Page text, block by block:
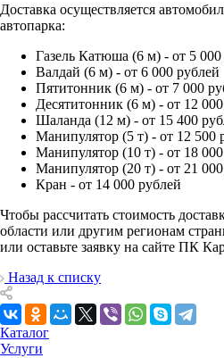
Доставка осуществляется
автопарка:
Газель Катюша (6 м) - от 5 000
Валдай (6 м) - от 6 000 рублей
Пятитонник (6 м) - от 7 000
Десятитонник (6 м) - от 12
Шаланда (12 м) - от 15 400
Манипулятор (5 т) - от 12 500
Манипулятор (10 т) - от 18
Манипулятор (20 т) - от 21
Кран - от 14 000 рублей
Чтобы рассчитать стоимость
области или другим регионам
или оставьте заявку на сайте ПК
Назад к списку
Каталог
Услуги